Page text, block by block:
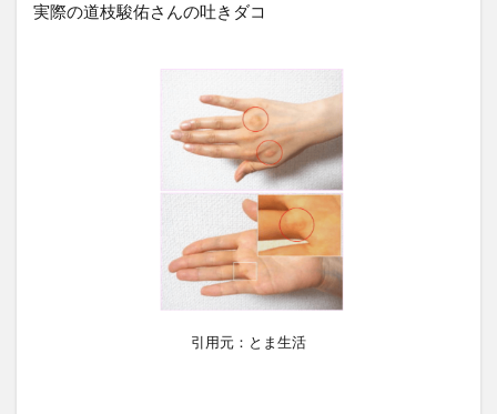
実際の道枝駿佑さんの吐きダコ
引用元：とま生活